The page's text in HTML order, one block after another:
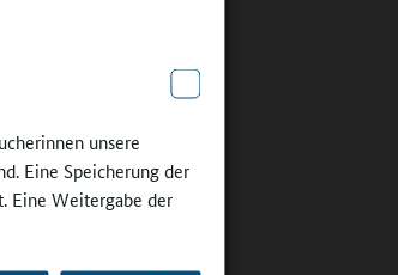
unsere
Eine Speicherung der
Eine Weitergabe der